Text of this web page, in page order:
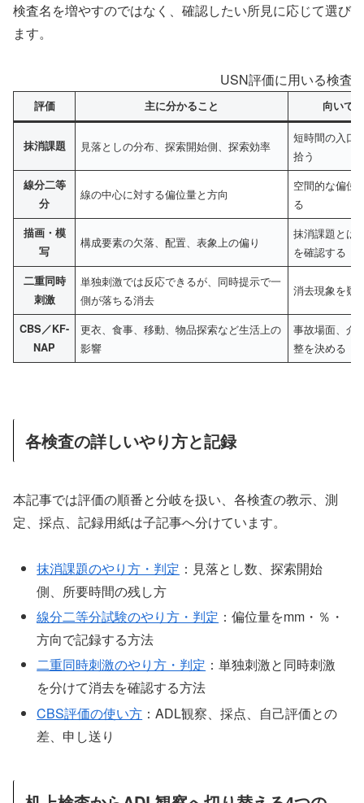
検査名を増やすのではなく、確認したい所見に応じて選び
ます。
USN評価に用いる検査
評価 主に分かること 向いて
抹消課題 見落としの分布、探索開始側、探索効率
短時間の入口
拾う
線分二等
分
線の中心に対する偏位量と方向
空間的な偏位
る
描画・模
写
構成要素の欠落、配置、表象上の偏り
抹消課題とは
を確認する
二重同時
刺激
単独刺激では反応できるが、同時提示で一
側が落ちる消去
消去現象を疑
CBS／KF-
NAP
更衣、食事、移動、物品探索など生活上の
影響
事故場面、介
整を決める
各検査の詳しいやり方と記録
本記事では評価の順番と分岐を扱い、各検査の教示、測
定、採点、記録用紙は子記事へ分けています。
抹消課題のやり方・判定 ：見落とし数、探索開始
側、所要時間の残し方
線分二等分試験のやり方・判定 ：偏位量をmm・％・
方向で記録する方法
二重同時刺激のやり方・判定 ：単独刺激と同時刺激
を分けて消去を確認する方法
CBS評価の使い方 ：ADL観察、採点、自己評価との
差、申し送り